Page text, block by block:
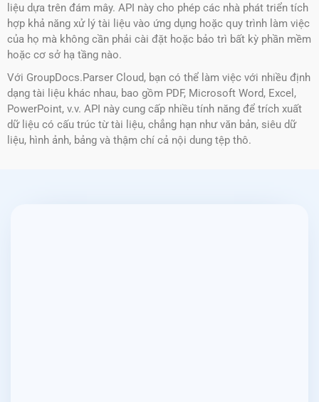
liệu dựa trên đám mây. API này cho phép các nhà phát triển tích
hợp khả năng xử lý tài liệu vào ứng dụng hoặc quy trình làm việc
của họ mà không cần phải cài đặt hoặc bảo trì bất kỳ phần mềm
hoặc cơ sở hạ tầng nào.
Với GroupDocs.Parser Cloud, bạn có thể làm việc với nhiều định
dạng tài liệu khác nhau, bao gồm PDF, Microsoft Word, Excel,
PowerPoint, v.v. API này cung cấp nhiều tính năng để trích xuất
dữ liệu có cấu trúc từ tài liệu, chẳng hạn như văn bản, siêu dữ
liệu, hình ảnh, bảng và thậm chí cả nội dung tệp thô.